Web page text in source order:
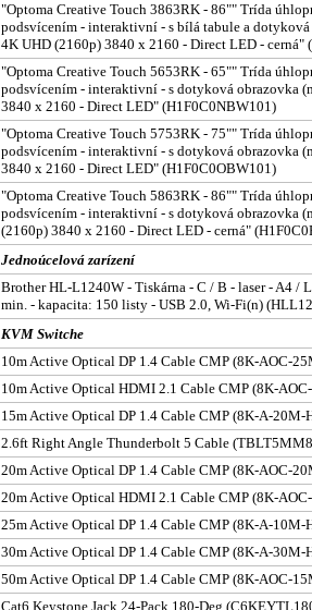
"Optoma Creative Touch 3863RK - 86"" Trída
podsvícením - interaktivní - s bílá tabule a
4K UHD (2160p) 3840 x 2160 - Direct LED - cerná"
"Optoma Creative Touch 5653RK - 65"" Trída
podsvícením - interaktivní - s dotyková obrazovka
3840 x 2160 - Direct LED" (H1F0C0NBW101)
"Optoma Creative Touch 5753RK - 75"" Trída
podsvícením - interaktivní - s dotyková obrazovka
3840 x 2160 - Direct LED" (H1F0C0OBW101)
"Optoma Creative Touch 5863RK - 86"" Trída
podsvícením - interaktivní - s dotyková obrazovka
(2160p) 3840 x 2160 - Direct LED - cerná"
Jednoúcelová zarízení
Brother HL-L1240W - Tiskárna - C / B - laser - A4 /
min. - kapacita: 150 listy - USB 2.0, Wi-Fi(n)
KVM Switche
10m Active Optical DP 1.4 Cable CMP (8K-AOC-
10m Active Optical HDMI 2.1 Cable CMP (8K-
15m Active Optical DP 1.4 Cable CMP (8K-A-
2.6ft Right Angle Thunderbolt 5 Cable
20m Active Optical DP 1.4 Cable CMP (8K-AOC-
20m Active Optical HDMI 2.1 Cable CMP (8K-
25m Active Optical DP 1.4 Cable CMP (8K-A-
30m Active Optical DP 1.4 Cable CMP (8K-A-
50m Active Optical DP 1.4 Cable CMP (8K-AOC-
Cat6 Keystone Jack 24-Pack 180-Deg